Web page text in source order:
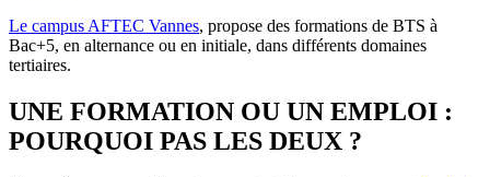
Le campus AFTEC Vannes, propose des formations de BTS à
Bac+5, en alternance ou en initiale, dans différents domaines
tertiaires.
UNE FORMATION OU UN EMPLOI :
POURQUOI PAS LES DEUX ?